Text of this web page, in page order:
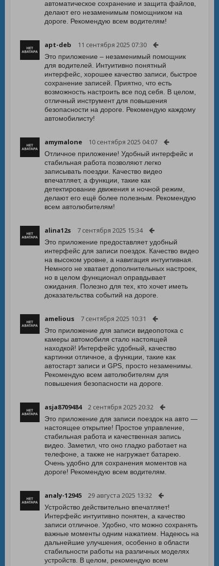
автоматическое сохранение и защита файлов,
делают его незаменимым помощником на
дороге. Рекомендую всем водителям!
apt-deb 11 сентября 2025 07:30
Это приложение – незаменимый помощник
для водителей. Интуитивно понятный
интерфейс, хорошее качество записи, быстрое
сохранение записей. Приятно, что есть
возможность настроить все под себя. В целом,
отличный инструмент для повышения
безопасности на дороге. Рекомендую каждому
автомобилисту!
amymalone 10 сентября 2025 04:07
Отличное приложение! Удобный интерфейс и
стабильная работа позволяют легко
записывать поездки. Качество видео
впечатляет, а функции, такие как
детектирование движения и ночной режим,
делают его ещё более полезным. Рекомендую
всем автолюбителям!
alina12s 7 сентября 2025 15:34
Это приложение предоставляет удобный
интерфейс для записи поездок. Качество видео
на высоком уровне, а навигация интуитивная.
Немного не хватает дополнительных настроек,
но в целом функционал оправдывает
ожидания. Полезно для тех, кто хочет иметь
доказательства событий на дороге.
amelious 7 сентября 2025 10:31
Это приложение для записи видеопотока с
камеры автомобиля стало настоящей
находкой! Интерфейс удобный, качество
картинки отличное, а функции, такие как
автостарт записи и GPS, просто незаменимы.
Рекомендую всем автолюбителям для
повышения безопасности на дороге.
asja8709484 2 сентября 2025 20:32
Это приложение для записи поездок на авто —
настоящее открытие! Простое управление,
стабильная работа и качественная запись
видео. Заметил, что оно гладко работает на
телефоне, а также не нагружает батарею.
Очень удобно для сохранения моментов на
дороге! Рекомендую всем водителям.
analy-12945 29 августа 2025 13:32
Устройство действительно впечатляет!
Интерфейс интуитивно понятен, а качество
записи отличное. Удобно, что можно сохранять
важные моменты одним нажатием. Надеюсь на
дальнейшие улучшения, особенно в области
стабильности работы на различных моделях
устройств. В целом, рекомендую всем